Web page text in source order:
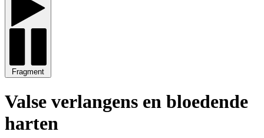
Fragment
Valse verlangens en bloedende
harten